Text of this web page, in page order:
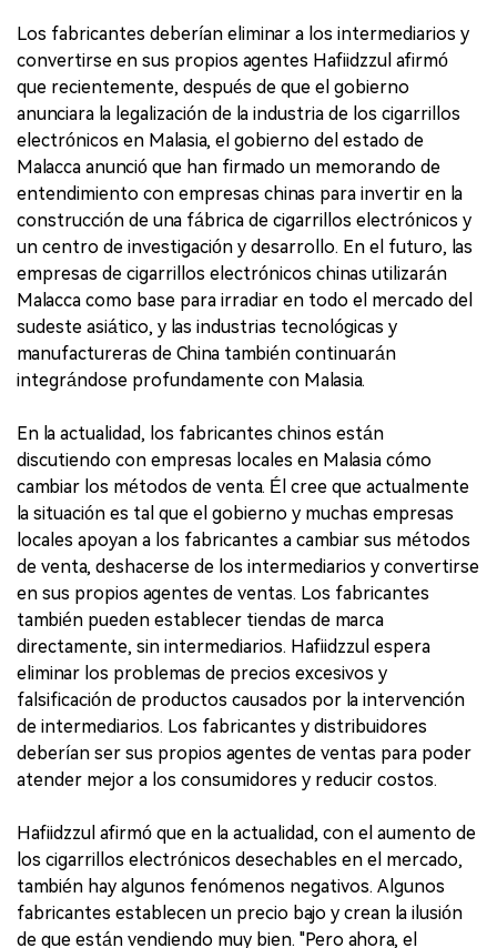
Los fabricantes deberían eliminar a los intermediarios y
convertirse en sus propios agentes Hafiidzzul afirmó
que recientemente, después de que el gobierno
anunciara la legalización de la industria de los cigarrillos
electrónicos en Malasia, el gobierno del estado de
Malacca anunció que han firmado un memorando de
entendimiento con empresas chinas para invertir en la
construcción de una fábrica de cigarrillos electrónicos y
un centro de investigación y desarrollo. En el futuro, las
empresas de cigarrillos electrónicos chinas utilizarán
Malacca como base para irradiar en todo el mercado del
sudeste asiático, y las industrias tecnológicas y
manufactureras de China también continuarán
integrándose profundamente con Malasia.
En la actualidad, los fabricantes chinos están
discutiendo con empresas locales en Malasia cómo
cambiar los métodos de venta. Él cree que actualmente
la situación es tal que el gobierno y muchas empresas
locales apoyan a los fabricantes a cambiar sus métodos
de venta, deshacerse de los intermediarios y convertirse
en sus propios agentes de ventas. Los fabricantes
también pueden establecer tiendas de marca
directamente, sin intermediarios. Hafiidzzul espera
eliminar los problemas de precios excesivos y
falsificación de productos causados por la intervención
de intermediarios. Los fabricantes y distribuidores
deberían ser sus propios agentes de ventas para poder
atender mejor a los consumidores y reducir costos.
Hafiidzzul afirmó que en la actualidad, con el aumento de
los cigarrillos electrónicos desechables en el mercado,
también hay algunos fenómenos negativos. Algunos
fabricantes establecen un precio bajo y crean la ilusión
de que están vendiendo muy bien. "Pero ahora, el